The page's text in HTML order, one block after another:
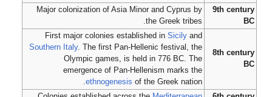
9th century
BC
Major colonization of Asia Minor and Cyprus by
the Greek tribes.
8th century
BC
First major colonies established inSicily and
Southern Italy. The first Pan-Hellenic festival, the
Olympic games, is held in 776 BC. The
emergence of Pan-Hellenism marks the
ethnogenesis of the Greek nation.